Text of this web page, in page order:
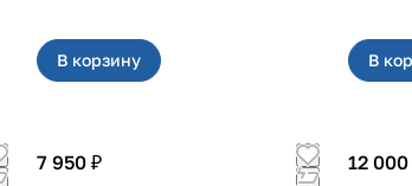
В корзину В
7 950 ₽ 12 000